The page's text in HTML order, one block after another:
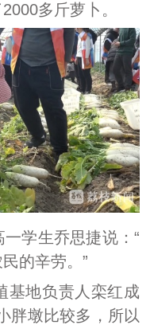
多斤萝卜。
学生乔思捷说：“
的辛劳。”
地负责人栾红成
胖墩比较多，所以